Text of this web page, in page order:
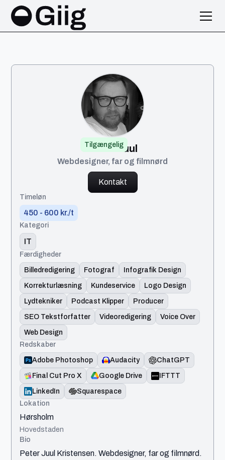
Tilgængelig
Peter Juul
Webdesigner, far og filmnørd
Kontakt
Timeløn
450 - 600 kr./t
Kategori
IT
Færdigheder
Billedredigering
Fotograf
Infografik Design
Korrekturlæsning
Kundeservice
Logo Design
Lydtekniker
Podcast Klipper
Producer
SEO Tekstforfatter
Videoredigering
Voice Over
Web Design
Redskaber
Adobe Photoshop
Audacity
ChatGPT
Final Cut Pro X
Google Drive
IFTTT
LinkedIn
Squarespace
Lokation
Hørsholm
Hovedstaden
Bio
Peter Juul Kristensen. Webdesigner, far og filmnørd.